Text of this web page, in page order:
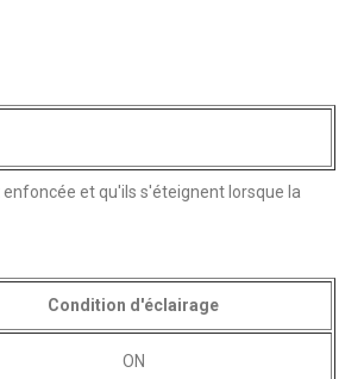
et qu'ils s'éteignent lorsque la
Condition d'éclairage
ON